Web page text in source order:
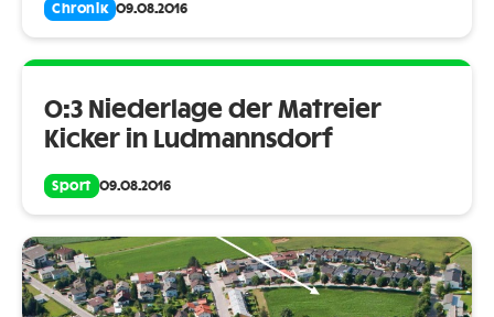
Chronik 09.08.2016
0:3 Niederlage der Matreier
Kicker in Ludmannsdorf
Sport 09.08.2016